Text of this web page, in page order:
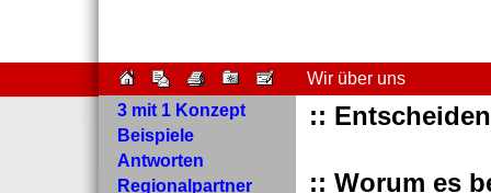
Wir über uns
3 mit 1 Konzept
Beispiele
Antworten
Regionalpartner
::
:: Worum es